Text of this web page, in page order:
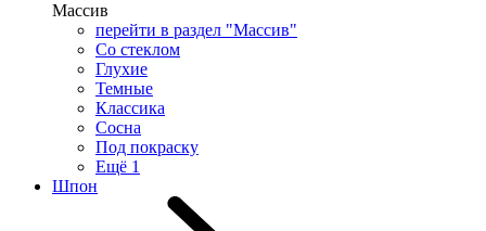
Массив
перейти в раздел "Массив"
Со стеклом
Глухие
Темные
Классика
Сосна
Под покраску
Ещё 1
Шпон